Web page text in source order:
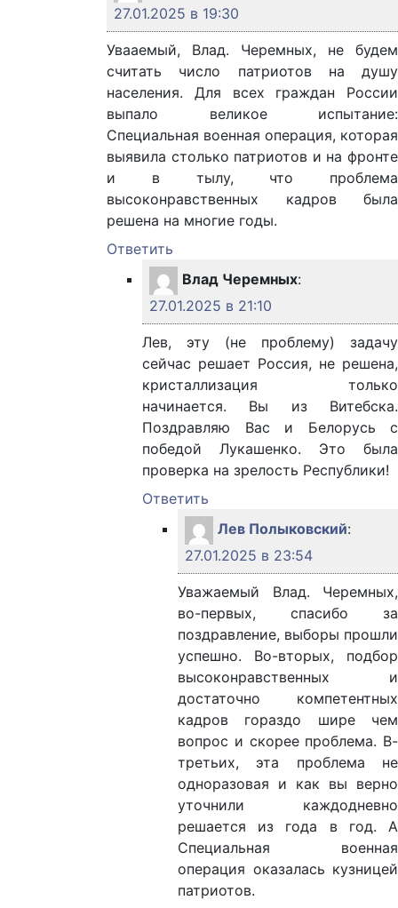
27.01.2025 в 19:30
Увааемый, Влад. Черемных, не будем
считать число патриотов на душу
населения. Для всех граждан России
выпало великое испытание:
Специальная военная операция, которая
выявила столько патриотов и на фронте
и в тылу, что проблема
высоконравственных кадров была
решена на многие годы.
Ответить
Влад Черемных:
27.01.2025 в 21:10
Лев, эту (не проблему) задачу
сейчас решает Россия, не решена,
кристаллизация только
начинается. Вы из Витебска.
Поздравляю Вас и Белорусь с
победой Лукашенко. Это была
проверка на зрелость Республики!
Ответить
Лев Полыковский:
27.01.2025 в 23:54
Уважаемый Влад. Черемных,
во-первых, спасибо за
поздравление, выборы прошли
успешно. Во-вторых, подбор
высоконравственных и
достаточно компетентных
кадров гораздо шире чем
вопрос и скорее проблема. В-
третьих, эта проблема не
одноразовая и как вы верно
уточнили каждодневно
решается из года в год. А
Специальная военная
операция оказалась кузницей
патриотов.